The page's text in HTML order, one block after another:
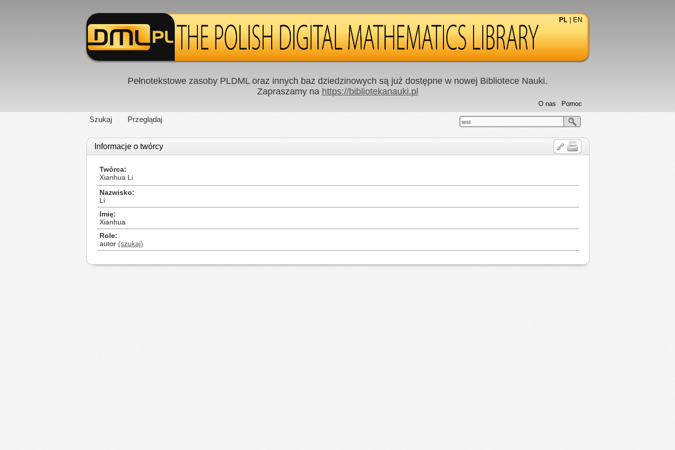
PL EN
Pełnotekstowe zasoby PLDML oraz innych baz dziedzinowych są już dostępne w nowej Bibliotece Nauki.
Zapraszamy na https://bibliotekanauki.pl
Szukaj Przeglądaj
Pomoc
O nas
test
Informacje o twórcy
Twórca
Xianhua Li
Nazwisko
Li
Imię
Xianhua
Role
autor (szukaj)